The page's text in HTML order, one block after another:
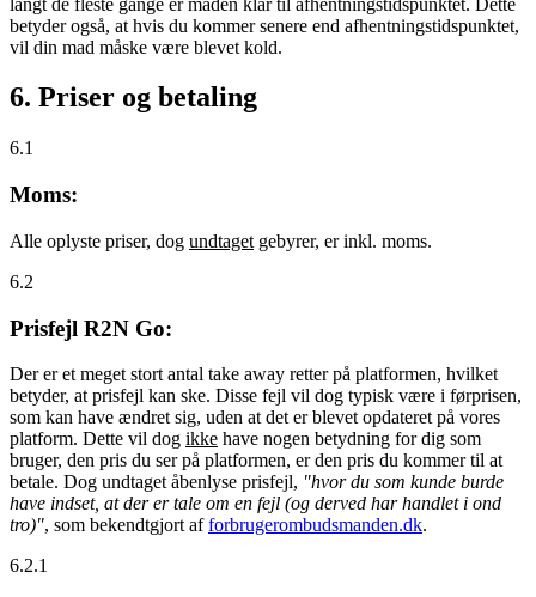
betyder også, at hvis du kommer senere end afhentningstidspunktet,
vil din mad måske være blevet kold.
6. Priser og betaling
6.1
Moms:
Alle oplyste priser, dog undtaget gebyrer, er inkl. moms.
6.2
Prisfejl R2N Go:
Der er et meget stort antal take away retter på platformen, hvilket
betyder, at prisfejl kan ske. Disse fejl vil dog typisk være i førprisen,
som kan have ændret sig, uden at det er blevet opdateret på vores
platform. Dette vil dog ikke have nogen betydning for dig som
bruger, den pris du ser på platformen, er den pris du kommer til at
betale. Dog undtaget åbenlyse prisfejl, "hvor du som kunde burde
have indset, at der er tale om en fejl (og derved har handlet i ond
tro)", som bekendtgjort afforbrugerombudsmanden.dk.
6.2.1